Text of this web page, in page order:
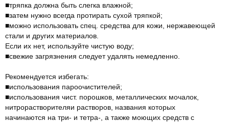
■тряпка должна быть слегка влажной;
■затем нужно всегда протирать сухой тряпкой;
■можно использовать спец. средства для кожи, нержавеющей
стали и других материалов.
Если их нет, используйте чистую воду;
■свежие загрязнения следует удалять немедленно.
Рекомендуется избегать:
■использования пароочистителей;
■использования чист. порошков, металлических мочалок,
нитрорастворителяи растворов, названия которых
начинаются на три- и тетра-, а также моющих средств с